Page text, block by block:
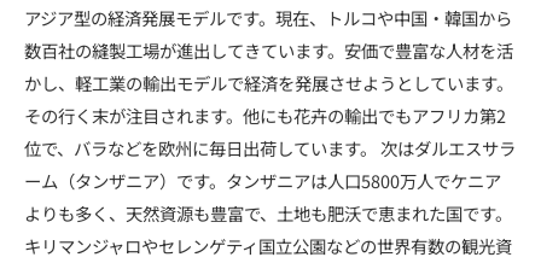
アジア型の経済発展モデルです。現在、トルコや中国・韓国から
数百社の縫製工場が進出してきています。安価で豊富な人材を活
かし、軽工業の輸出モデルで経済を発展させようとしています。
その行く末が注目されます。他にも花卉の輸出でもアフリカ第2
位で、バラなどを欧州に毎日出荷しています。 次はダルエスサラ
ーム（タンザニア）です。タンザニアは人口5800万人でケニア
よりも多く、天然資源も豊富で、土地も肥沃で恵まれた国です。
キリマンジャロやセレンゲティ国立公園などの世界有数の観光資